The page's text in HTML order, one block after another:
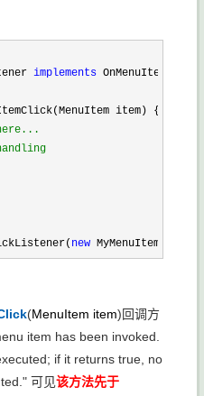
implements
item) {
new
(MenuItem item)回调方
item has been invoked.
if it returns true, no
可见该方法先于